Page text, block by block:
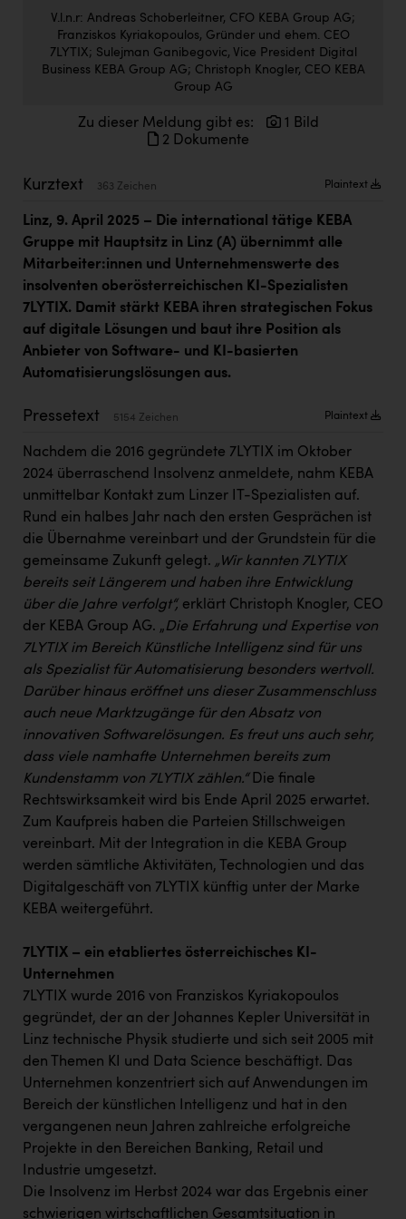
Doppler Gruppe
ERLUS AG
Firmenradl
HIG Infomotion Group
IFE Austria GmbH
Immotech
INTERSPAR
Jesolo
Jane Goodall Institute Austria
Kärcher
Karin Liedl
KIWI Kinderwunsch Institut Dr. Loimer
KLIPP Frisör
Kleider Bauer
Kremsmüller Anlagenbau GmbH
Maximarkt
Oldtimer Raststationen und Motorhotels
Österreichischer Kachelofenverband
Orlen
Passage Linz
PEZ
REMAX
RE/MAX Welcome
Resch&Frisch
RUBBLE MASTER
Ruderclub Wels
SCRI - Salzburg Cancer Research Institute
SCHMACHTL GmbH
Schwingshandl - automation technology gmbh
Seher + Partner
Smurfit Westrock Nettingsdorf
V.l.n.r: Andreas Schoberleitner, CFO KEBA Group AG;
Franziskos Kyriakopoulos, Gründer und ehem. CEO
7LYTIX; Sulejman Ganibegovic, Vice President Digital
Business KEBA Group AG; Christoph Knogler, CEO KEBA
Group AG
Zu dieser Meldung gibt es:
1 Bild
2 Dokumente
Kurztext 363 Zeichen Plaintext
Linz, 9. April 2025 – Die international tätige KEBA
Gruppe mit Hauptsitz in Linz (A) übernimmt alle
Mitarbeiter:innen und Unternehmenswerte des
insolventen oberösterreichischen KI-Spezialisten
7LYTIX. Damit stärkt KEBA ihren strategischen Fokus
auf digitale Lösungen und baut ihre Position als
Anbieter von Software- und KI-basierten
Automatisierungslösungen aus.
Pressetext 5154 Zeichen Plaintext
Nachdem die 2016 gegründete 7LYTIX im Oktober
2024 überraschend Insolvenz anmeldete, nahm KEBA
unmittelbar Kontakt zum Linzer IT-Spezialisten auf.
Rund ein halbes Jahr nach den ersten Gesprächen ist
die Übernahme vereinbart und der Grundstein für die
gemeinsame Zukunft gelegt. „Wir kannten 7LYTIX
bereits seit Längerem und haben ihre Entwicklung
über die Jahre verfolgt“, erklärt Christoph Knogler, CEO
der KEBA Group AG. „Die Erfahrung und Expertise von
7LYTIX im Bereich Künstliche Intelligenz sind für uns
als Spezialist für Automatisierung besonders wertvoll.
Darüber hinaus eröffnet uns dieser Zusammenschluss
auch neue Marktzugänge für den Absatz von
innovativen Softwarelösungen. Es freut uns auch sehr,
dass viele namhafte Unternehmen bereits zum
Kundenstamm von 7LYTIX zählen.“ Die finale
Rechtswirksamkeit wird bis Ende April 2025 erwartet.
Zum Kaufpreis haben die Parteien Stillschweigen
vereinbart. Mit der Integration in die KEBA Group
werden sämtliche Aktivitäten, Technologien und das
Digitalgeschäft von 7LYTIX künftig unter der Marke
KEBA weitergeführt.
7LYTIX – ein etabliertes österreichisches KI-
Unternehmen
7LYTIX wurde 2016 von Franziskos Kyriakopoulos
gegründet, der an der Johannes Kepler Universität in
Linz technische Physik studierte und sich seit 2005 mit
den Themen KI und Data Science beschäftigt. Das
Unternehmen konzentriert sich auf Anwendungen im
Bereich der künstlichen Intelligenz und hat in den
vergangenen neun Jahren zahlreiche erfolgreiche
Projekte in den Bereichen Banking, Retail und
Industrie umgesetzt.
Die Insolvenz im Herbst 2024 war das Ergebnis einer
schwierigen wirtschaftlichen Gesamtsituation in